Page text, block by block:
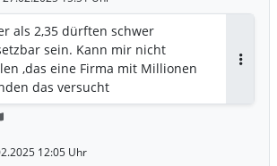
als 2,35 dürften schwer
sein. Kann mir nicht
,das eine Firma mit Millionen
das versucht
12:05 Uhr